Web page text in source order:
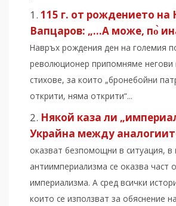
115 г. от рождението на
Вапцаров: „…А може, по̀
Навръх рождения ден на големия
революционер припомняме
стихове, за които „бронебойни
открити, няма открити“...
Някой каза ли
Украйна между
оказват безпомощни в ситуация, в
антиимпериализма се оказва част
империализма. А сред всички
които се използват за обяснение